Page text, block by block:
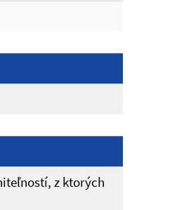
z ktorých